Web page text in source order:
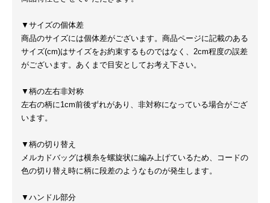
▼サイズの個体差
商品のサイズには個体差がございます。商品ページに記載のある
サイズ(cm)はサイズをお約束するものではなく、2cm程度の誤差
がございます。あくまで目安としてお考え下さい。
▼柄の左右非対称
左右の柄に1cm前後ずれがあり、非対称になっている場合がござ
います。
▼柄の切り替え
メルカドバッグは横糸を螺旋状に編み上げているため、コードの
色の切り替え時に柄に段差のようなものが発生します。
▼ハンドル部分